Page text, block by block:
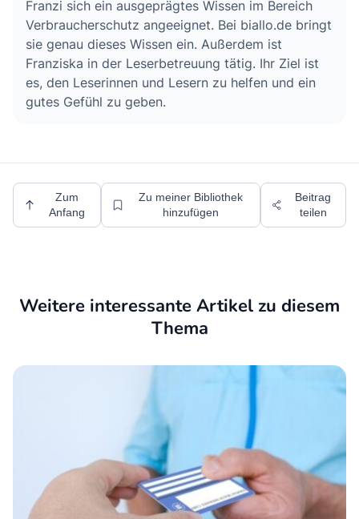
Franzi sich ein ausgeprägtes Wissen im Bereich
Verbraucherschutz angeeignet. Bei biallo.de bringt
sie genau dieses Wissen ein. Außerdem ist
Franziska in der Leserbetreuung tätig. Ihr Ziel ist
es, den Leserinnen und Lesern zu helfen und ein
gutes Gefühl zu geben.
Zum
Anfang
Zu meiner Bibliothek
hinzufügen
Beitrag
teilen
Weitere interessante Artikel zu diesem
Thema